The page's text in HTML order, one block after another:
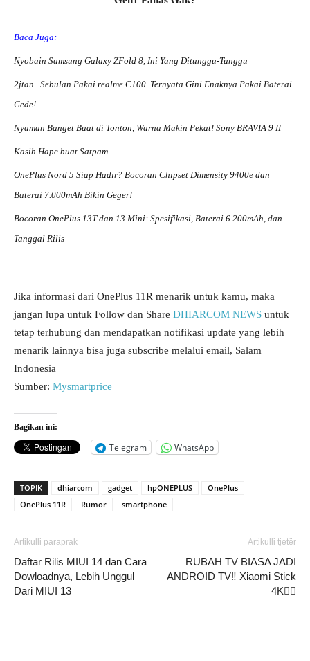
Baca Juga:
Nyobain Samsung Galaxy ZFold 8, Ini Yang Ditunggu-Tunggu
2jtan.. Sebulan Pakai realme C100. Ternyata Gini Enaknya Pakai Baterai
Gede!
Nyaman Banget Buat di Tonton, Warna Makin Pekat! Sony BRAVIA 9 II
Kasih Hape buat Satpam
OnePlus Nord 5 Siap Hadir? Bocoran Chipset Dimensity 9400e dan
Baterai 7.000mAh Bikin Geger!
Bocoran OnePlus 13T dan 13 Mini: Spesifikasi, Baterai 6.200mAh, dan
Tanggal Rilis
Jika informasi dari OnePlus 11R menarik untuk kamu, maka
jangan lupa untuk Follow dan Share DHIARCOM NEWS untuk
tetap terhubung dan mendapatkan notifikasi update yang lebih
menarik lainnya bisa juga subscribe melalui email, Salam
Indonesia
Sumber: Mysmartprice
Bagikan ini:
Telegram WhatsApp
TOPIK dhiarcom gadget hpONEPLUS
OnePlus
OnePlus 11R
Rumor smartphone
Artikulli paraprak
Daftar Rilis MIUI 14 dan Cara
Dowloadnya, Lebih Unggul
Dari MIUI 13
Artikulli tjetër
RUBAH TV BIASA JADI
ANDROID TV‼️ Xiaomi Stick
4K👍🏻